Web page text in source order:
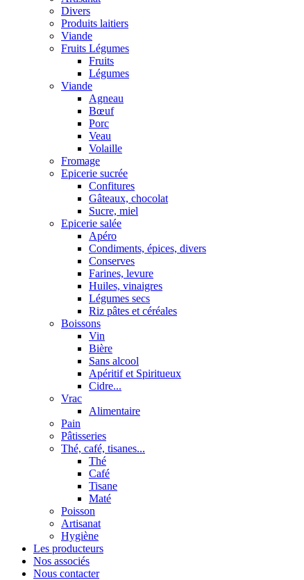
Divers
Produits laitiers
Viande
Fruits Légumes
Fruits
Légumes
Viande
Agneau
Bœuf
Porc
Veau
Volaille
Fromage
Epicerie sucrée
Confitures
Gâteaux, chocolat
Sucre, miel
Epicerie salée
Apéro
Condiments, épices, divers
Conserves
Farines, levure
Huiles, vinaigres
Légumes secs
Riz pâtes et céréales
Boissons
Vin
Bière
Sans alcool
Apéritif et Spiritueux
Cidre...
Vrac
Alimentaire
Pain
Pâtisseries
Thé, café, tisanes...
Thé
Café
Tisane
Maté
Poisson
Artisanat
Hygiène
Les producteurs
Nos associés
Nous contacter